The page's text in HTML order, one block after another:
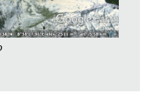
«il pianeta stesso è il
Saroo Brierley, che cerca la
d’informazione, mentre